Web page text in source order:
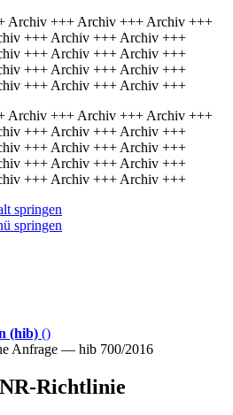
Archiv +++ Archiv +++ Archiv +++
+++ Archiv +++ Archiv +++
+++ Archiv +++ Archiv +++
+++ Archiv +++ Archiv +++
+++ Archiv +++ Archiv +++
Archiv +++ Archiv +++ Archiv +++
+++ Archiv +++ Archiv +++
+++ Archiv +++ Archiv +++
+++ Archiv +++ Archiv +++
+++ Archiv +++ Archiv +++
springen
springen
(hib) ()
Anfrage — hib 700/2016
Richtlinie